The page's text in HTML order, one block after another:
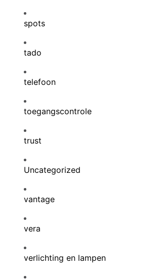
spots
tado
telefoon
toegangscontrole
trust
Uncategorized
vantage
vera
verlichting en lampen